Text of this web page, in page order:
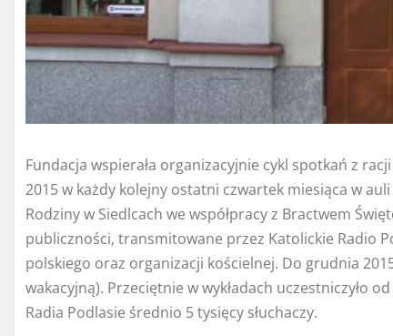
Fundacja wspierała organizacyjnie cykl spotkań z
2015 w każdy kolejny ostatni czwartek miesiąca w
Rodziny w Siedlcach we współpracy z Bractwem
publiczności, transmitowane przez Katolickie Radio
polskiego oraz organizacji kościelnej. Do grudnia
wakacyjną). Przeciętnie w wykładach uczestniczyło
Radia Podlasie średnio 5 tysięcy słuchaczy.